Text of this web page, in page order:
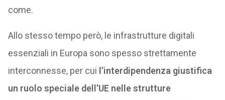
come.
Allo stesso tempo però, le infrastrutture digitali
essenziali in Europa sono spesso strettamente
interconnesse, per cui l’interdipendenza giustifica
un ruolo speciale dell’UE nelle strutture